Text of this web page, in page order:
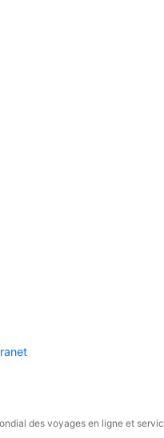
des voyages en ligne et